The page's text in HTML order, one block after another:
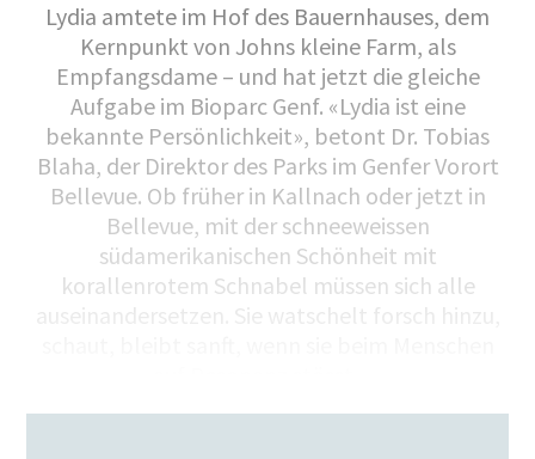
Lydia amtete im Hof des Bauernhauses, dem
Kernpunkt von Johns kleine Farm, als
Empfangsdame – und hat jetzt die gleiche
Aufgabe im Bioparc Genf. «Lydia ist eine
bekannte Persönlichkeit», betont Dr. Tobias
Blaha, der Direktor des Parks im Genfer Vorort
Bellevue. Ob früher in Kallnach oder jetzt in
Bellevue, mit der schneeweissen
südamerikanischen Schönheit mit
korallenrotem Schnabel müssen sich alle